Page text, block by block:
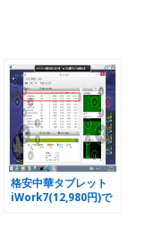
格安中華タブレット
iWork7(12,980円)で